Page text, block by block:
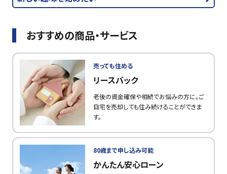
おすすめの商品・サービス
売っても住める
リースバック
老後の資金確保や相続でお悩みの方に。ご
自宅を売却しても住み続けることができま
す。
80歳まで申し込み可能
かんたん安心ローン